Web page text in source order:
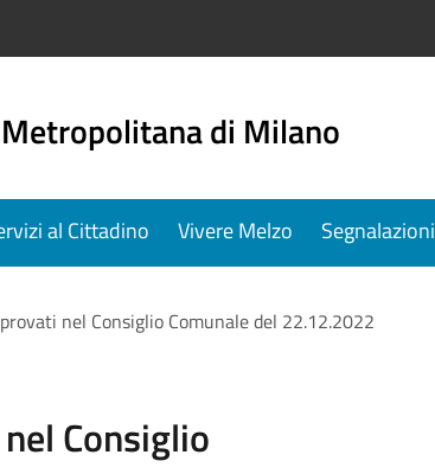
di Milano
al Cittadino Vivere Melzo Segnalazioni
nel Consiglio Comunale del 22.12.2022
Consiglio